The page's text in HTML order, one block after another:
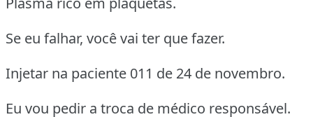
Se eu falhar, você vai ter que fazer.
Injetar na paciente 011 de 24 de novembro.
Eu vou pedir a troca de médico responsável.